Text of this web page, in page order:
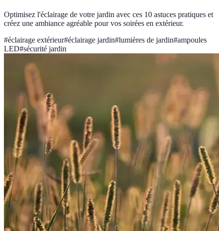
Optimisez l'éclairage de votre jardin avec ces 10 astuces pratiques et
créez une ambiance agréable pour vos soirées en extérieur.
#éclairage extérieur#éclairage jardin#lumières de jardin#ampoules
LED#sécurité jardin